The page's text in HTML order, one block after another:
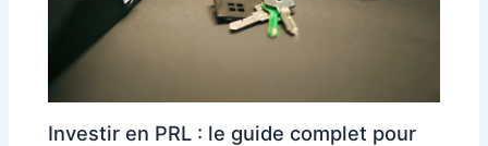
Investir en PRL : le guide complet pour